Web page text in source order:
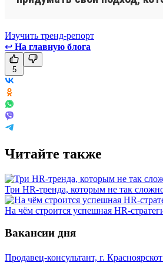
Изучить тренд-репорт
↩ На главную блога
5
Читайте также
Три HR-тренда, которым не так
На чём строится успешная HR-
Вакансии дня
Продавец-консультант, г. Красноярскот